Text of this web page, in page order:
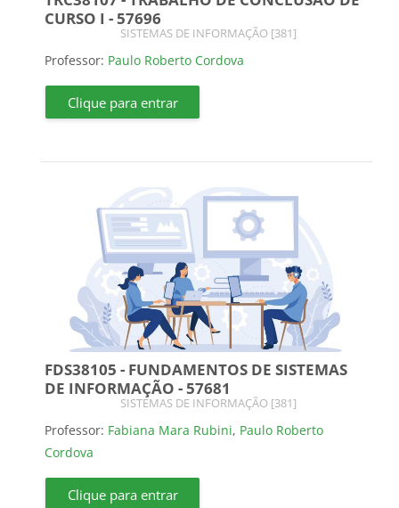
CURSO I - 57696
Categoria do curso
SISTEMAS DE INFORMAÇÃO [381]
Professor: Paulo Roberto Cordova
Clique para entrar
FDS38105 - FUNDAMENTOS DE SISTEMAS
DE INFORMAÇÃO - 57681
Categoria do curso
SISTEMAS DE INFORMAÇÃO [381]
Professor: Fabiana Mara Rubini, Paulo Roberto
Cordova
Clique para entrar